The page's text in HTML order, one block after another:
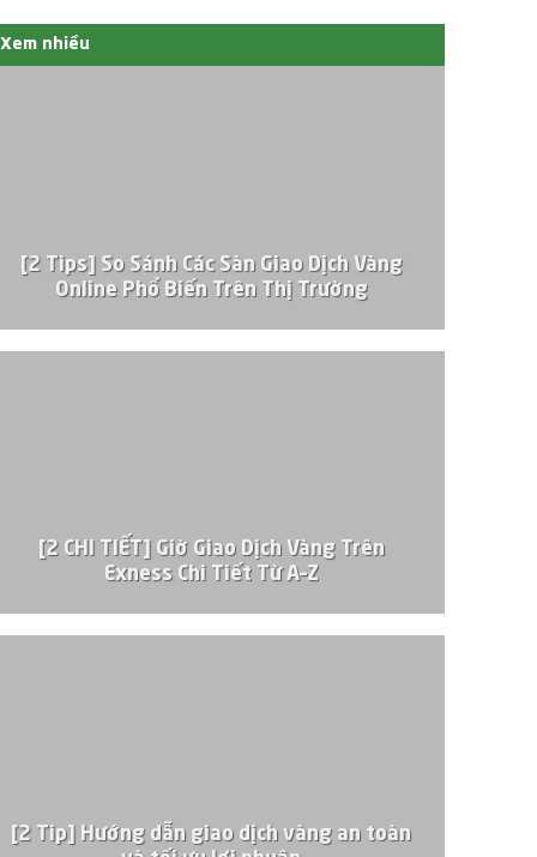
Xem nhiều
[2 Tips] So Sánh Các Sàn Giao Dịch Vàng
Online Phổ Biến Trên Thị Trường
[2 CHI TIẾT] Giờ Giao Dịch Vàng Trên
Exness Chi Tiết Từ A–Z
[2 Tip] Hướng dẫn giao dịch vàng an toàn